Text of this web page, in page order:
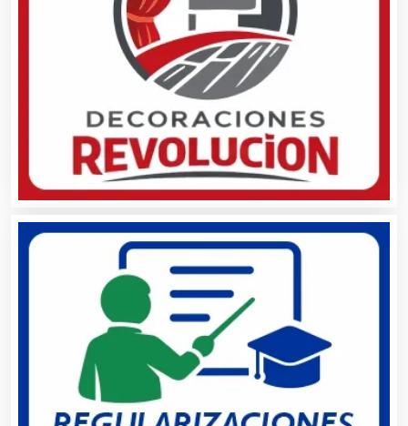
Bebidas
Bordados y Estampados
Boutiques
Buceo
Cafeterías
Cajas de Ahorro